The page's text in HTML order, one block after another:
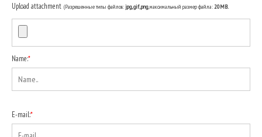
Upload attachment (Разрешенные типы файлов:jpg, gif, png, максимальный размер файла:20MB.
Name:*
E-mail:*